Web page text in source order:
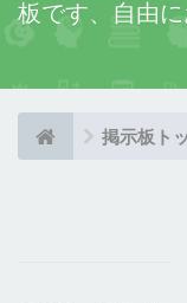
板です、自由
掲示板ト